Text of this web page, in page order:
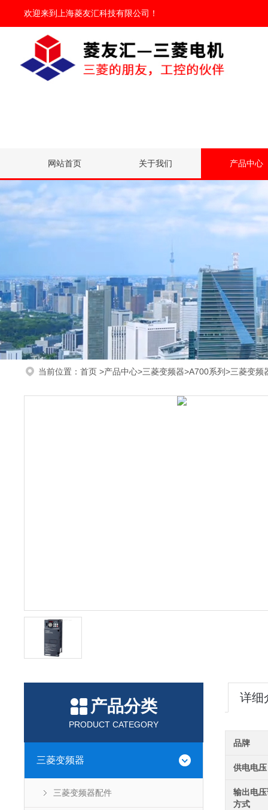
欢迎来到 上海菱友汇科技有限公司 ！
网站首页 关于我们 产品中心
当前位置： 首页 >产品中心>三菱变频器>A700系列>三菱变频
产品分类
PRODUCT CATEGORY
三菱变频器
三菱变频器配件
详细
品牌
供电电压
输出电
方式